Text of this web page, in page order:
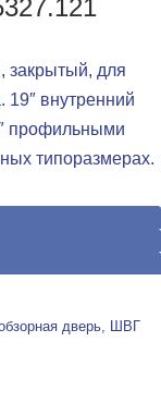
закрытый, для
внутренний
профильными
типоразмерах.
дверь, ШВГ